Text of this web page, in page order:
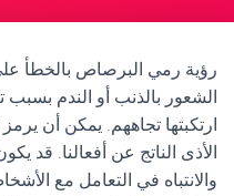
رؤية رمي البرصاص بالخطأ
الشعور بالذنب أو الندم
ارتكبتها تجاههم. يمكن أن
الأذى الناتج عن أفعالنا. قد
والانتباه في التعامل مع